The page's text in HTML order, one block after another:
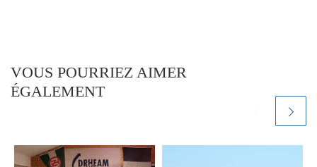
VOUS POURRIEZ AIMER
ÉGALEMENT